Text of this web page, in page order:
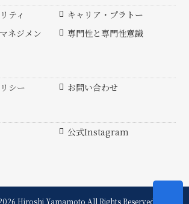
ティ
キャリア・プラトー
ネジメン
専門性と専門性意識
シー
お問い合わせ
公式Instagram
Hiroshi Yamamoto All Rights Reserved.